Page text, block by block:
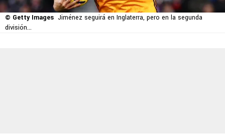
© Getty Images Jiménez seguirá en Inglaterra, pero en la segunda
división...